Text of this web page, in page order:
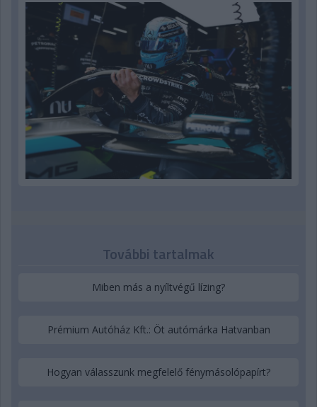
További tartalmak
Miben más a nyíltvégű lízing?
Prémium Autóház Kft.: Öt autómárka Hatvanban
Hogyan válasszunk megfelelő fénymásolópapírt?